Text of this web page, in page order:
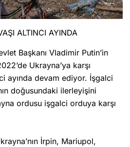
ALTINCI AYINDA
Başkanı Vladimir Putin’in
Ukrayna’ya karşı
ayında devam ediyor. İşgalci
doğusundaki ilerleyişini
ordusu işgalci orduya karşı
İrpin, Mariupol,